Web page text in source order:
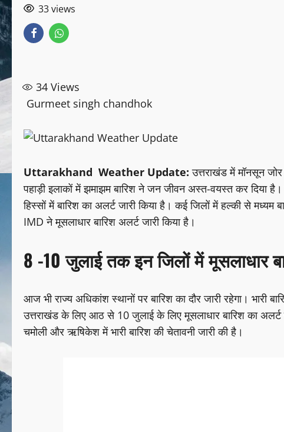
33 views
34 Views
Gurmeet singh chandhok
Uttarakhand Weather Update:उत्तराखंड में मॉनसून
पहाड़ी इलाकों में झमाझम बारिश ने जन जीवन अस्त-वयस्त कर दिया
हिस्सों में बारिश का अलर्ट जारी किया है। कई जिलों में हल्की से मध्यम
IMD ने मूसलाधार बारिश अलर्ट जारी किया है।
8 -10 जुलाई तक इन जिलों में मूसलाधार
आज भी राज्य अधिकांश स्थानों पर बारिश का दौर जारी रहेगा। भारी
उत्तराखंड के लिए आठ से 10 जुलाई के लिए मूसलाधार बारिश का अलर्ट
चमोली और ऋषिकेश में भारी बारिश की चेतावनी जारी की है।